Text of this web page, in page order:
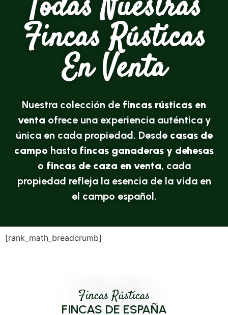
Fincas Rústicas
En Venta
Nuestra colección de fincas rústicas en
venta ofrece una experiencia auténtica y
única en cada propiedad. Desde casas de
campo hasta fincas ganaderas y dehesas
o fincas de caza en venta, cada
propiedad refleja la esencia de la vida en
el campo español.
[rank_math_breadcrumb]
Fincas Rústicas
FINCAS DE ESPAÑA